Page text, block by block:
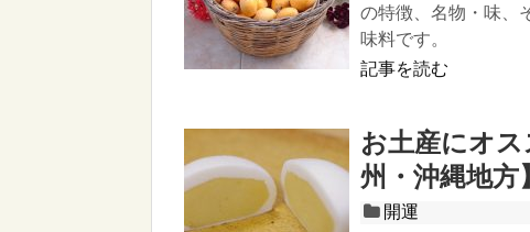
の特徴、名物・味、
味料です。
記事を読む
お土産にオ
州・沖縄地方
開運